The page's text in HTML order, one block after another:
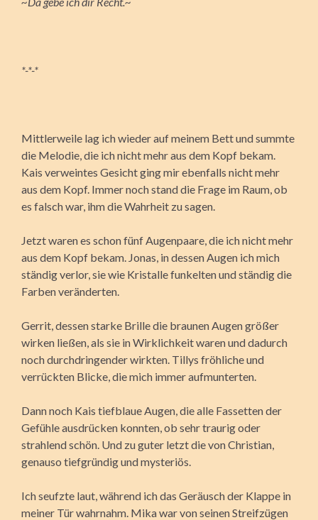
*-*-*
Mittlerweile lag ich wieder auf meinem Bett und summte
die Melodie, die ich nicht mehr aus dem Kopf bekam.
Kais verweintes Gesicht ging mir ebenfalls nicht mehr
aus dem Kopf. Immer noch stand die Frage im Raum, ob
es falsch war, ihm die Wahrheit zu sagen.
Jetzt waren es schon fünf Augenpaare, die ich nicht mehr
aus dem Kopf bekam. Jonas, in dessen Augen ich mich
ständig verlor, sie wie Kristalle funkelten und ständig die
Farben veränderten.
Gerrit, dessen starke Brille die braunen Augen größer
wirken ließen, als sie in Wirklichkeit waren und dadurch
noch durchdringender wirkten. Tillys fröhliche und
verrückten Blicke, die mich immer aufmunterten.
Dann noch Kais tiefblaue Augen, die alle Fassetten der
Gefühle ausdrücken konnten, ob sehr traurig oder
strahlend schön. Und zu guter letzt die von Christian,
genauso tiefgründig und mysteriös.
Ich seufzte laut, während ich das Geräusch der Klappe in
meiner Tür wahrnahm. Mika war von seinen Streifzügen